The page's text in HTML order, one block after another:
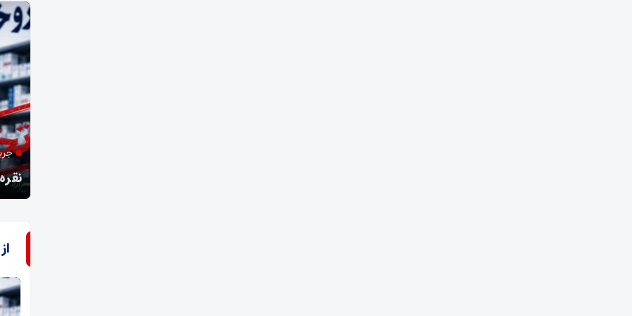
فسا